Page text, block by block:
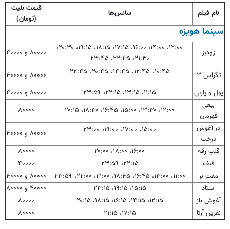
نام فیلم سانس‌ها
قیمت بلیت
(تومان)
سینما هویزه
زودپز
۱۲:۰۰، ۱۴:۰۰، ۱۶:۰۰، ۱۷:۱۵، ۱۸:۱۵، ۱۹:۱۵، ۲۰:۳۰،
۲۱:۳۰، ۲۲:۴۵، ۲۳:۴۵
۸۰۰۰۰ و ۴۰۰۰۰
تگزاس ۳ ۱۰:۴۵، ۱۲:۴۵، ۱۴:۴۵، ۲۰:۴۵، ۲۲:۴۵
۸۰۰۰۰ و ۴۰۰۰۰
پول و پارتی
۱۱:۱۵، ۱۳:۱۵، ۲۲:۱۵، ۲۳:۵۹
۸۰۰۰۰ و ۴۰۰۰۰
ببعی
قهرمان
۱۲:۰۰، ۱۳:۳۰، ۱۵:۰۰، ۱۶:۴۵، ۱۸:۳۰، ۲۰:۱۵
۸۰۰۰۰
در آغوش
درخت
۱۵:۰۰، ۱۷:۰۰، ۱۹:۰۰، ۲۳:۰۰
۸۰۰۰۰ و ۴۰۰۰۰
قلب رقه
۱۶:۰۰، ۱۸:۰۰، ۲۰:۰۰
۸۰۰۰۰
قیف
۲۲:۱۵، ۲۳:۵۹
۴۰۰۰۰
مفت بر
۱۱:۰۰، ۱۳:۰۰، ۱۶:۴۵، ۱۸:۴۵، ۲۱:۰۰، ۲۲:۰۰، ۲۳:۵۹
۸۰۰۰۰ و ۴۰۰۰۰
استاد
۱۵:۱۵، ۱۹:۱۵، ۲۳:۱۵
۴۰۰۰۰ و ۸۰۰۰۰
آغوش باز
۱۲:۱۵، ۱۴:۱۵، ۱۶:۱۵، ۱۸:۱۵، ۲۰:۱۵
۸۰۰۰۰
نفرین آرتا
۱۷:۱۵، ۲۱:۱۵ ۸۰۰۰۰